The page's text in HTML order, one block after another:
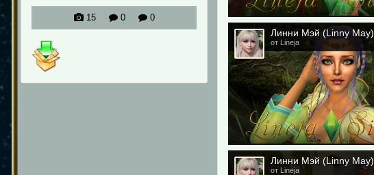
15 0 0
Линни Мэй (Linny May)
от Lineja
Линни Мэй (Linny May)
от Lineja